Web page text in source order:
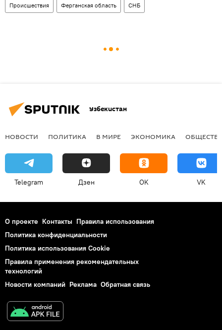
Происшествия Ферганская область СНБ
Узбекистан
НОВОСТИ ПОЛИТИКА В МИРЕ ЭКОНОМИКА
Telegram Дзен OK VK
О проекте Контакты Правила использования
Политика конфиденциальности
Политика использования Cookie
Правила применения рекомендательных
технологий
Новости компаний Реклама Обратная связь